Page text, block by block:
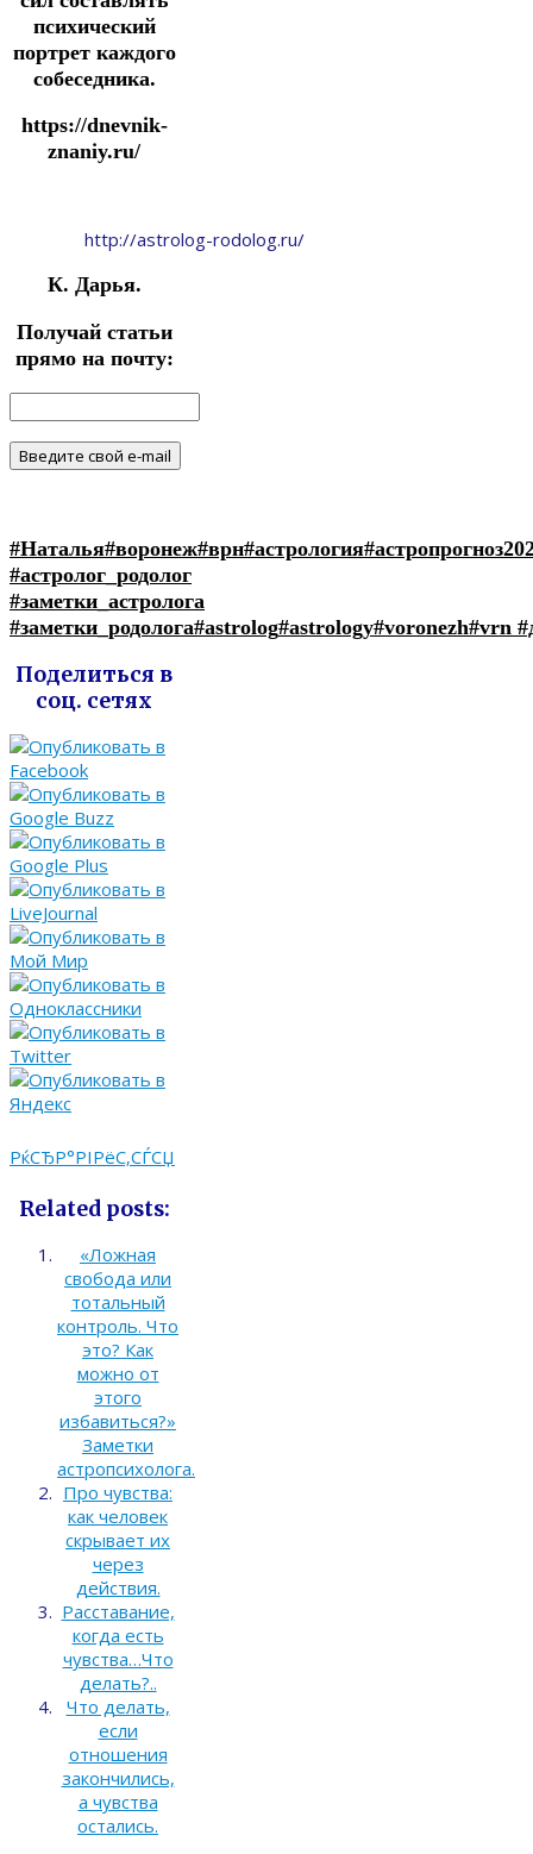
психический
портрет каждого
собеседника.
https://dnevnik-
znaniy.ru/
http://astrolog-rodolog.ru/
К. Дарья.
Получай статьи
прямо на почту:
#Наталья#воронеж#врн#астрология
#астролог_родолог
#заметки_астролога
#заметки_родолога#astrolog#astrology#voronezh#vrn
Поделиться в
соц. сетях
РќСЂР°РІРёС‚СЃСЏ
Related posts:
«Ложная
свобода или
тотальный
контроль. Что
это? Как
можно от
этого
избавиться?»
Заметки
астропсихолога.
Про чувства:
как человек
скрывает их
через
действия.
Расставание,
когда есть
чувства…Что
делать?..
Что делать,
если
отношения
закончились,
а чувства
остались.